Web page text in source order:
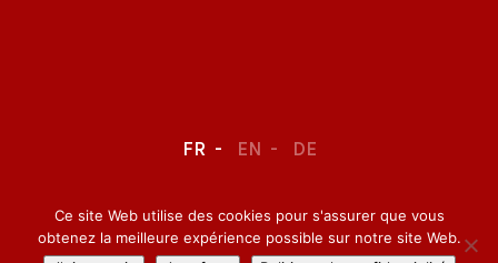
FR EN DE
LEGAL NOTICE–CONFIDENTIALITY
Ce site Web utilise des cookies pour s'assurer que vous
obtenez la meilleure expérience possible sur notre site Web.